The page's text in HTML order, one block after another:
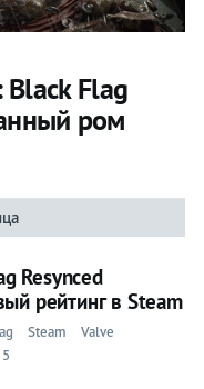
Black Flag
ром
Resynced
рейтинг в Steam
Steam
Valve